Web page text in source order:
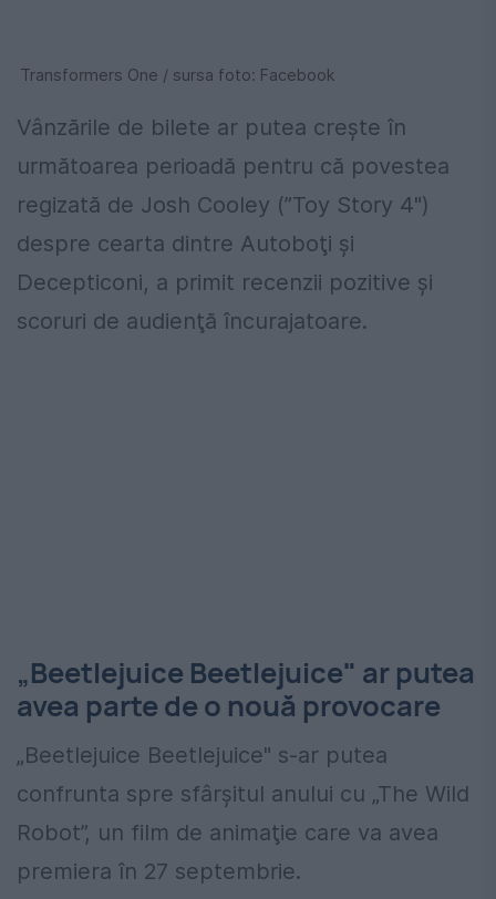
Transformers One / sursa foto: Facebook
Vânzările de bilete ar putea crește în
următoarea perioadă pentru că povestea
regizată de Josh Cooley (”Toy Story 4")
despre cearta dintre Autoboţi şi
Decepticoni, a primit recenzii pozitive şi
scoruri de audienţă încurajatoare.
„Beetlejuice Beetlejuice" ar putea
avea parte de o nouă provocare
„Beetlejuice Beetlejuice" s-ar putea
confrunta spre sfârșitul anului cu „The Wild
Robot”, un film de animaţie care va avea
premiera în 27 septembrie.